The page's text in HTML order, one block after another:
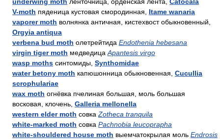
V-moth пяденица кустовая смородинная, Itame wanaria
vaporer moth волнянка античная, кистехвост обыкновенный,
Orgyia antiqua
verbena bud moth олетрейтида Endothenia hebesana
virgin tiger moth медведица Apantesis virgo
wasp moths синтомиды, Synthomidae
water betony moth капюшонница обыкновенная, Cucullia
scrophulariae
wax moth огнёвка пчелиная большая, моль большая
восковая, клочень, Galleria mellonella
western elder moth совка Zotheca tranquila
white-marked moth совка Pachnobia leucoprapha
white-shouldered house moth выемчатокрылая моль Endrosis